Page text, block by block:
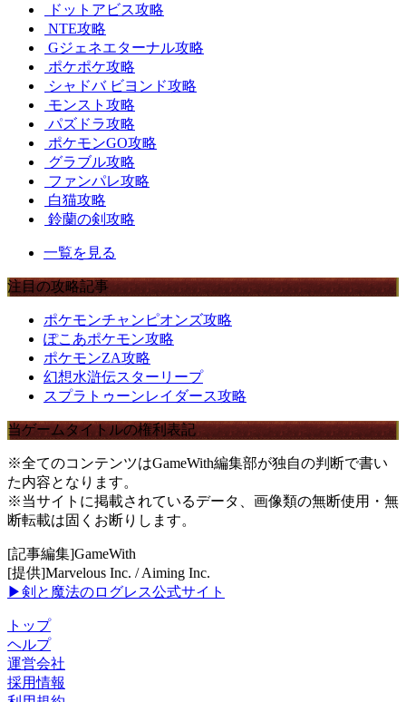
ドットアビス攻略
NTE攻略
Gジェネエターナル攻略
ポケポケ攻略
シャドバ ビヨンド攻略
モンスト攻略
パズドラ攻略
ポケモンGO攻略
グラブル攻略
ファンパレ攻略
白猫攻略
鈴蘭の剣攻略
一覧を見る
注目の攻略記事
ポケモンチャンピオンズ攻略
ぽこあポケモン攻略
ポケモンZA攻略
幻想水滸伝スターリープ
スプラトゥーンレイダース攻略
当ゲームタイトルの権利表記
※全てのコンテンツはGameWith編集部が独自の判断で書い
た内容となります。
※当サイトに掲載されているデータ、画像類の無断使用・無
断転載は固くお断りします。
[記事編集]GameWith
[提供]Marvelous Inc. / Aiming Inc.
▶剣と魔法のログレス公式サイト
トップ
ヘルプ
運営会社
採用情報